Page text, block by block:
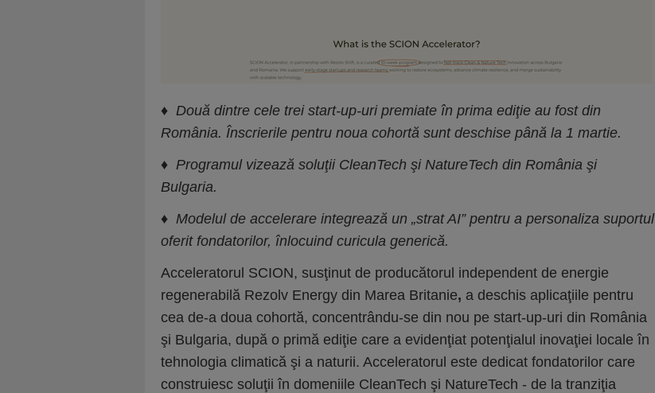
♦ Două dintre cele trei start-up-uri premiate în prima ediţie au fost din
România. Înscrierile pentru noua cohortă sunt deschise până la 1 martie.
♦ Programul vizează soluţii CleanTech şi NatureTech din România şi
Bulgaria.
♦ Modelul de accelerare integrează un „strat AI” pentru a personaliza suportul
oferit fondatorilor, înlocuind curicula generică.
Acceleratorul SCION, susţinut de producătorul independent de energie
regenerabilă Rezolv Energy din Marea Britanie, a deschis aplicaţiile pentru
cea de-a doua cohortă, concentrându-se din nou pe start-up-uri din România
şi Bulgaria, după o primă ediţie care a evidenţiat potenţialul inovaţiei locale în
tehnologia climatică şi a naturii. Acceleratorul este dedicat fondatorilor care
construiesc soluţii în domeniile CleanTech şi NatureTech - de la tranziţia